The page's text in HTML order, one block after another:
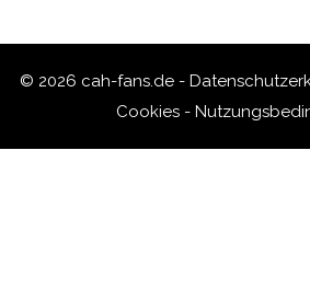
© 2026 cah-fans.de -
Cookies-